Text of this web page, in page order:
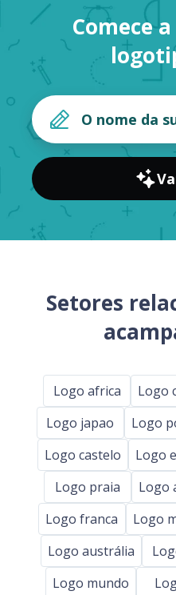
Comece
Setores
Logo africa Logo
Logo japao
Logo
Logo castelo
Logo
Logo praia
Logo
Logo franca
Logo
Logo austrália
Logo mundo